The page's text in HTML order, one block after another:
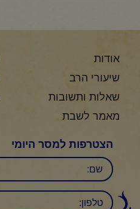
אודות
שיעורי הרב
שאלות ותשובות
מאמר לשבת
הצטרפות למסר היומי
שם
טלפון: